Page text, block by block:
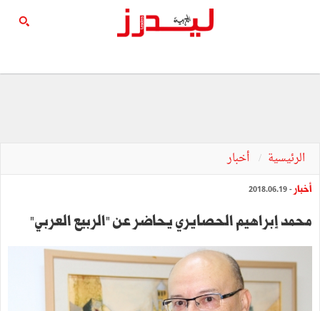
الرئيسية أخبار
أخبار - 2018.06.19
محمد إبراهيم الحصايري يحاضر عن "الربيع العربي"